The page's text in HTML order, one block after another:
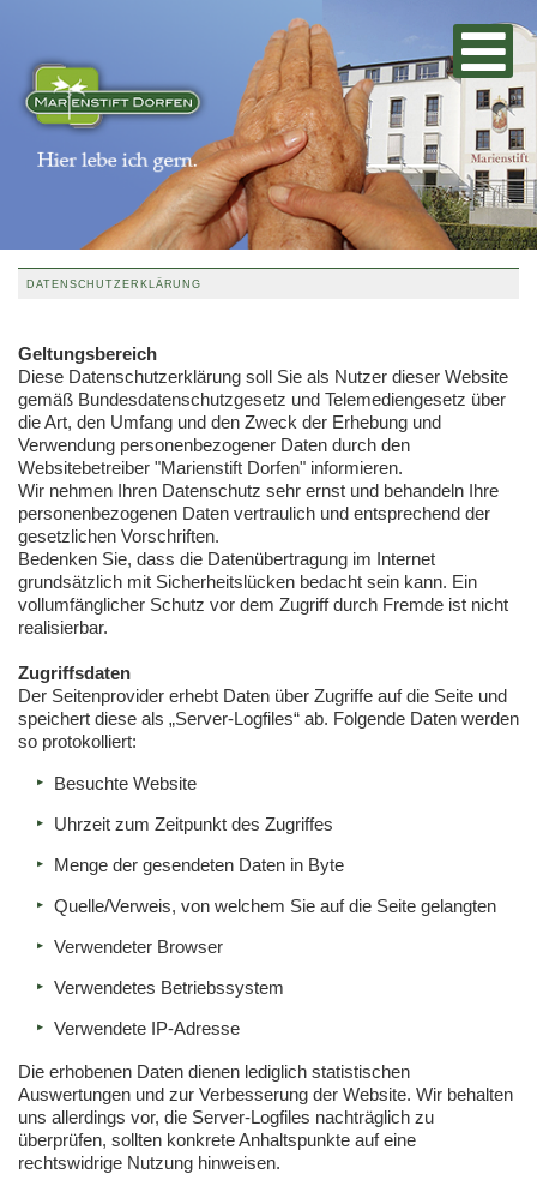
DATENSCHUTZERKLÄRUNG
Geltungsbereich
Diese Datenschutzerklärung soll Sie als Nutzer dieser Website
gemäß Bundesdatenschutzgesetz und Telemediengesetz über
die Art, den Umfang und den Zweck der Erhebung und
Verwendung personenbezogener Daten durch den
Websitebetreiber "Marienstift Dorfen" informieren.
Wir nehmen Ihren Datenschutz sehr ernst und behandeln Ihre
personenbezogenen Daten vertraulich und entsprechend der
gesetzlichen Vorschriften.
Bedenken Sie, dass die Datenübertragung im Internet
grundsätzlich mit Sicherheitslücken bedacht sein kann. Ein
vollumfänglicher Schutz vor dem Zugriff durch Fremde ist nicht
realisierbar.
Zugriffsdaten
Der Seitenprovider erhebt Daten über Zugriffe auf die Seite und
speichert diese als „Server-Logfiles“ ab. Folgende Daten werden
so protokolliert:
Besuchte Website
Uhrzeit zum Zeitpunkt des Zugriffes
Menge der gesendeten Daten in Byte
Quelle/Verweis, von welchem Sie auf die Seite gelangten
Verwendeter Browser
Verwendetes Betriebssystem
Verwendete IP-Adresse
Die erhobenen Daten dienen lediglich statistischen
Auswertungen und zur Verbesserung der Website. Wir behalten
uns allerdings vor, die Server-Logfiles nachträglich zu
überprüfen, sollten konkrete Anhaltspunkte auf eine
rechtswidrige Nutzung hinweisen.